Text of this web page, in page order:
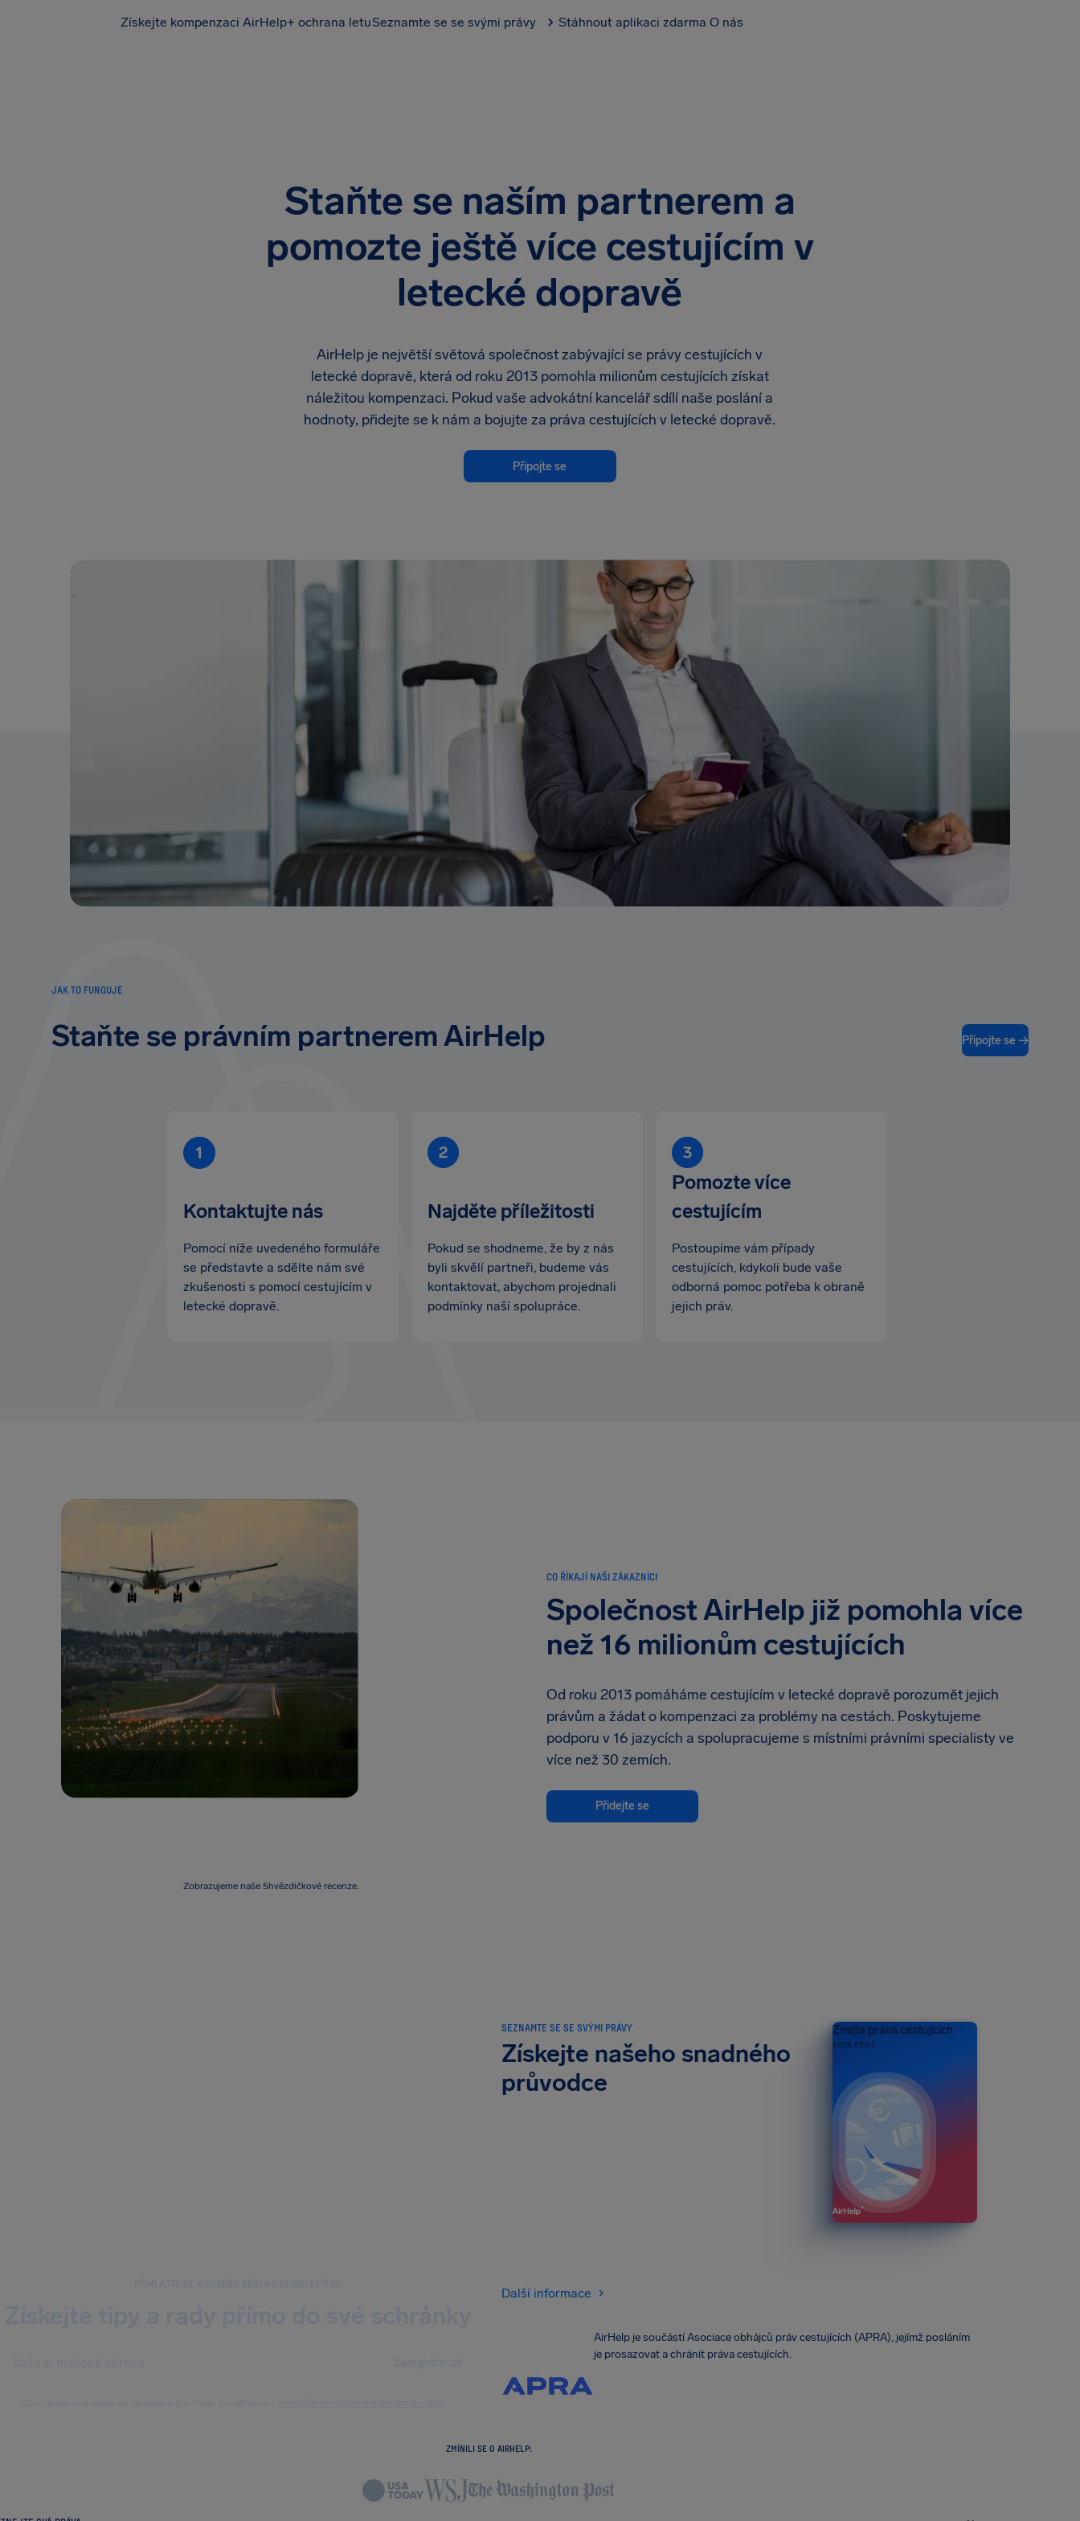
Získejte kompenzaci AirHelp+ ochrana letuSeznamte se se svými právy Stáhnout aplikaci zdarma O nás
Staňte se naším partnerem a
pomozte ještě více cestujícím v
letecké dopravě
AirHelp je největší světová společnost zabývající se právy cestujících v
letecké dopravě, která od roku 2013 pomohla milionům cestujících získat
náležitou kompenzaci. Pokud vaše advokátní kancelář sdílí naše poslání a
hodnoty, přidejte se k nám a bojujte za práva cestujících v letecké dopravě.
Připojte se
JAK TO FUNGUJE
Staňte se právním partnerem AirHelp Připojte se →
Kontaktujte nás
Pomocí níže uvedeného formuláře
se představte a sdělte nám své
zkušenosti s pomocí cestujícím v
letecké dopravě.
Najděte příležitosti
Pokud se shodneme, že by z nás
byli skvělí partneři, budeme vás
kontaktovat, abychom projednali
podmínky naší spolupráce.
Pomozte více
cestujícím
Postoupíme vám případy
cestujících, kdykoli bude vaše
odborná pomoc potřeba k obraně
jejich práv.
Zobrazujeme naše 5hvězdičkové recenze.
CO ŘÍKAJÍ NAŠI ZÁKAZNÍCI
Společnost AirHelp již pomohla více
než 16 milionům cestujících
Od roku 2013 pomáháme cestujícím v letecké dopravě porozumět jejich
právům a žádat o kompenzaci za problémy na cestách. Poskytujeme
podporu v 16 jazycích a spolupracujeme s místními právními specialisty ve
více než 30 zemích.
Přidejte se
SEZNAMTE SE SE SVÝMI PRÁVY
Získejte našeho snadného
průvodce
Další informace
Znejte práva cestujících
2026 EDICE
AirHelp je součástí Asociace obhájců práv cestujících (APRA), jejímž posláním
je prosazovat a chránit práva cestujících.
ZMÍNILI SE O AIRHELP: